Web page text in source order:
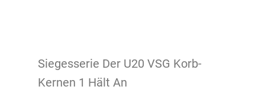
Siegesserie Der U20 VSG Korb-
Kernen 1 Hält An